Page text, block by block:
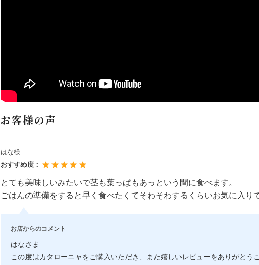
お客様の声
はな様
おすすめ度：
とても美味しいみたいで茎も葉っぱもあっという間に食べます。
ごはんの準備をすると早く食べたくてそわそわするくらいお気に入り
お店からのコメント
はなさま
この度はカタローニャをご購入いただき、また嬉しいレビューをありがとう